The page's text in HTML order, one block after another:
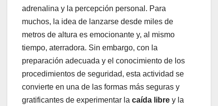
adrenalina y la percepción personal. Para
muchos, la idea de lanzarse desde miles de
metros de altura es emocionante y, al mismo
tiempo, aterradora. Sin embargo, con la
preparación adecuada y el conocimiento de los
procedimientos de seguridad, esta actividad se
convierte en una de las formas más seguras y
gratificantes de experimentar la caída libre y la